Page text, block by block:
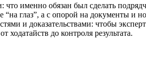
что именно обязан был сделать
“на глаз”, а с опорой на документы и
и доказательствами: чтобы
до контроля результата.